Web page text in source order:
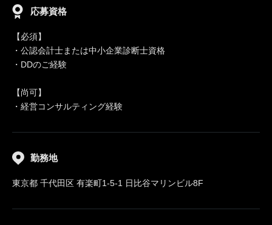
応募資格
【必須】
・公認会計士または中小企業診断士資格
・DDのご経験
【尚可】
・経営コンサルティング経験
勤務地
東京都 千代田区 有楽町1-5-1 日比谷マリンビル8F